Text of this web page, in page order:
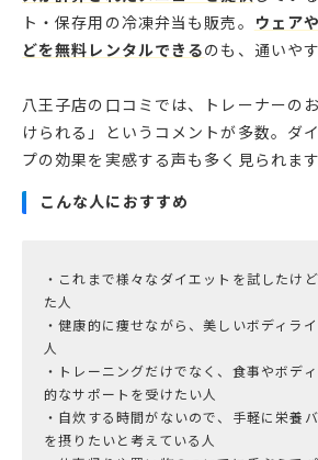
ト・保存用の冷凍弁当も販売。 ウェア
どを無料レンタルできるのも、通いや
八王子店の口コミでは、トレーナーの
けられる」というコメントが多数。ダ
プの効果を実感する声も多く見られます
こんな人におすすめ
・これまで様々なダイエットを試したけ
た人
・健康的に痩せながら、美しいボディラ
人
・トレーニングだけでなく、食事やボデ
的なサポートを受けたい人
・自炊する時間がないので、手軽に栄養
を摂りたいと考えている人